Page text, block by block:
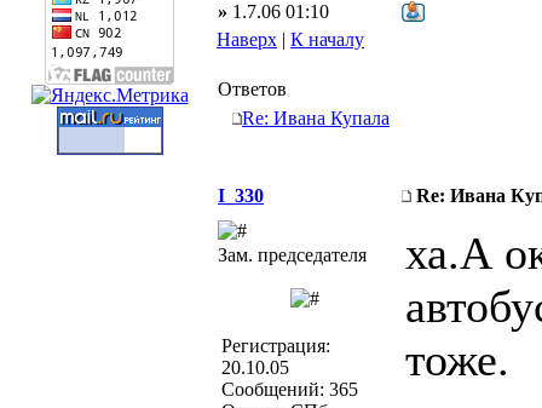
» 1.7.06 01:10
Наверх | К началу
Ответов
Re: Ивана Купала
I_330 Re: Ивана
Зам. председателя
Регистрация:
20.10.05
Сообщений: 365
ха.А
тоже.